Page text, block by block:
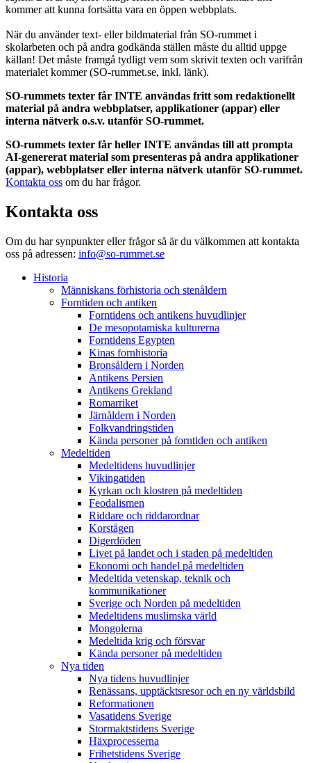
kommer att kunna fortsätta vara en öppen webbplats.
När du använder text- eller bildmaterial från SO-rummet i
skolarbeten och på andra godkända ställen måste du alltid uppge
källan! Det måste framgå tydligt vem som skrivit texten och varifrån
materialet kommer (SO-rummet.se, inkl. länk).
SO-rummets texter får INTE användas fritt som redaktionellt
material på andra webbplatser, applikationer (appar) eller
interna nätverk o.s.v. utanför SO-rummet.
SO-rummets texter får heller INTE användas till att prompta
AI-genererat material som presenteras på andra applikationer
(appar), webbplatser eller interna nätverk utanför SO-rummet.
Kontakta oss om du har frågor.
Kontakta oss
Om du har synpunkter eller frågor så är du välkommen att kontakta
oss på adressen: info@so-rummet.se
Historia
Människans förhistoria och stenåldern
Forntiden och antiken
Forntidens och antikens huvudlinjer
De mesopotamiska kulturerna
Forntidens Egypten
Kinas fornhistoria
Bronsåldern i Norden
Antikens Persien
Antikens Grekland
Romarriket
Järnåldern i Norden
Folkvandringstiden
Kända personer på forntiden och antiken
Medeltiden
Medeltidens huvudlinjer
Vikingatiden
Kyrkan och klostren på medeltiden
Feodalismen
Riddare och riddarordnar
Korstågen
Digerdöden
Livet på landet och i staden på medeltiden
Ekonomi och handel på medeltiden
Medeltida vetenskap, teknik och
kommunikationer
Sverige och Norden på medeltiden
Medeltidens muslimska värld
Mongolerna
Medeltida krig och försvar
Kända personer på medeltiden
Nya tiden
Nya tidens huvudlinjer
Renässans, upptäcktsresor och en ny världsbild
Reformationen
Vasatidens Sverige
Stormaktstidens Sverige
Häxprocesserna
Frihetstidens Sverige